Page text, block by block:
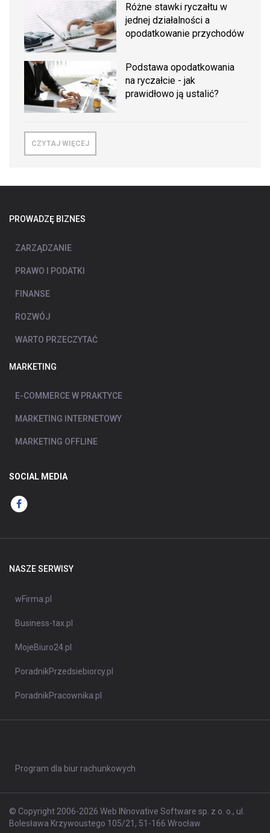
Różne stawki ryczałtu w
jednej działalności a
opodatkowanie przychodów
Podstawa opodatkowania
na ryczałcie - jak
prawidłowo ją ustalić?
CZYTAJ WIĘCEJ
PROWADZĘ BIZNES
ZARZĄDZANIE
PRAWO I PODATKI
FINANSE
ROZWÓJ
WARTO PRZECZYTAĆ
MARKETING
E-COMMERCE W PRAKTYCE
MARKETING INTERNETOWY
MARKETING OFFLINE
SOCIAL MEDIA
NASZE SERWISY
wFirma.pl
Business-tax.pl
MojeBiuro24.pl
PoradnikPrzedsiebiorcy.pl
PoradnikPracownika.pl
Program dla biur rachunkowych
© Copyright 2006-2026 Web INnovative Software sp. z o. o., ul.
Bolesława Krzywoustego 105/21, 51-166 Wrocław